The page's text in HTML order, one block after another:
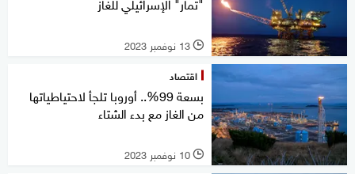
l 13 نوفمبر 2023
اقتصاد
بسعة 99%.. أوروبا تلجأ لاحتياطياتها
من الغاز مع بدء الشتاء
l 10 نوفمبر 2023